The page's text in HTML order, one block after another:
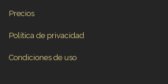
Precios
Política de privacidad
Condiciones de uso